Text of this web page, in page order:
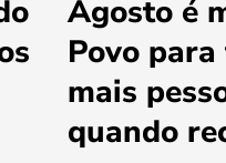
Agosto é
Povo
mais
quando